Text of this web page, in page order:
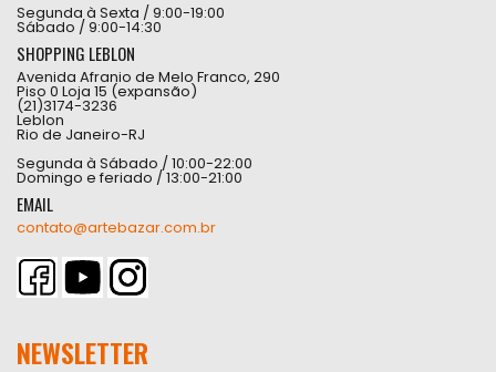
Segunda à Sexta / 9:00-19:00
Sábado / 9:00-14:30
SHOPPING LEBLON
Avenida Afranio de Melo Franco, 290
Piso 0 Loja 15 (expansão)
(21)3174-3236
Leblon
Rio de Janeiro-RJ
Segunda à Sábado / 10:00-22:00
Domingo e feriado / 13:00-21:00
EMAIL
contato@artebazar.com.br
NEWSLETTER